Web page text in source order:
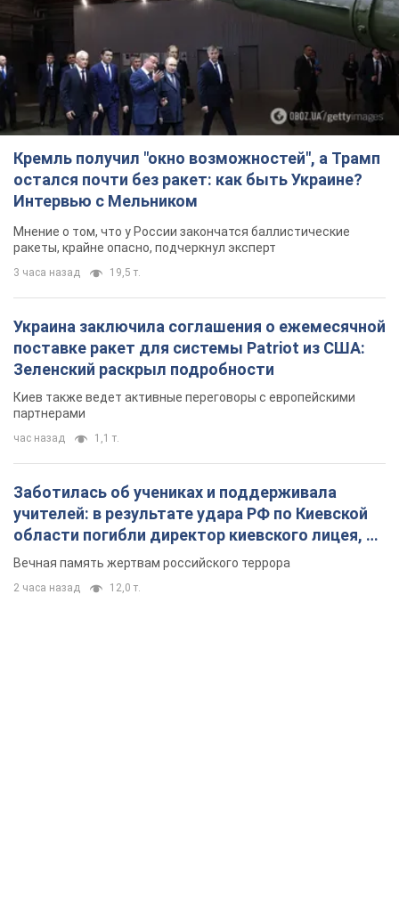
Кремль получил "окно возможностей", а Трамп
остался почти без ракет: как быть Украине?
Интервью с Мельником
Мнение о том, что у России закончатся баллистические
ракеты, крайне опасно, подчеркнул эксперт
3 часа назад 19,5 т.
Украина заключила соглашения о ежемесячной
поставке ракет для системы Patriot из США:
Зеленский раскрыл подробности
Киев также ведет активные переговоры с европейскими
партнерами
час назад 1,1 т.
Заботилась об учениках и поддерживала
учителей: в результате удара РФ по Киевской
области погибли директор киевского лицея, её
муж и внук
Вечная память жертвам российского террора
2 часа назад 12,0 т.